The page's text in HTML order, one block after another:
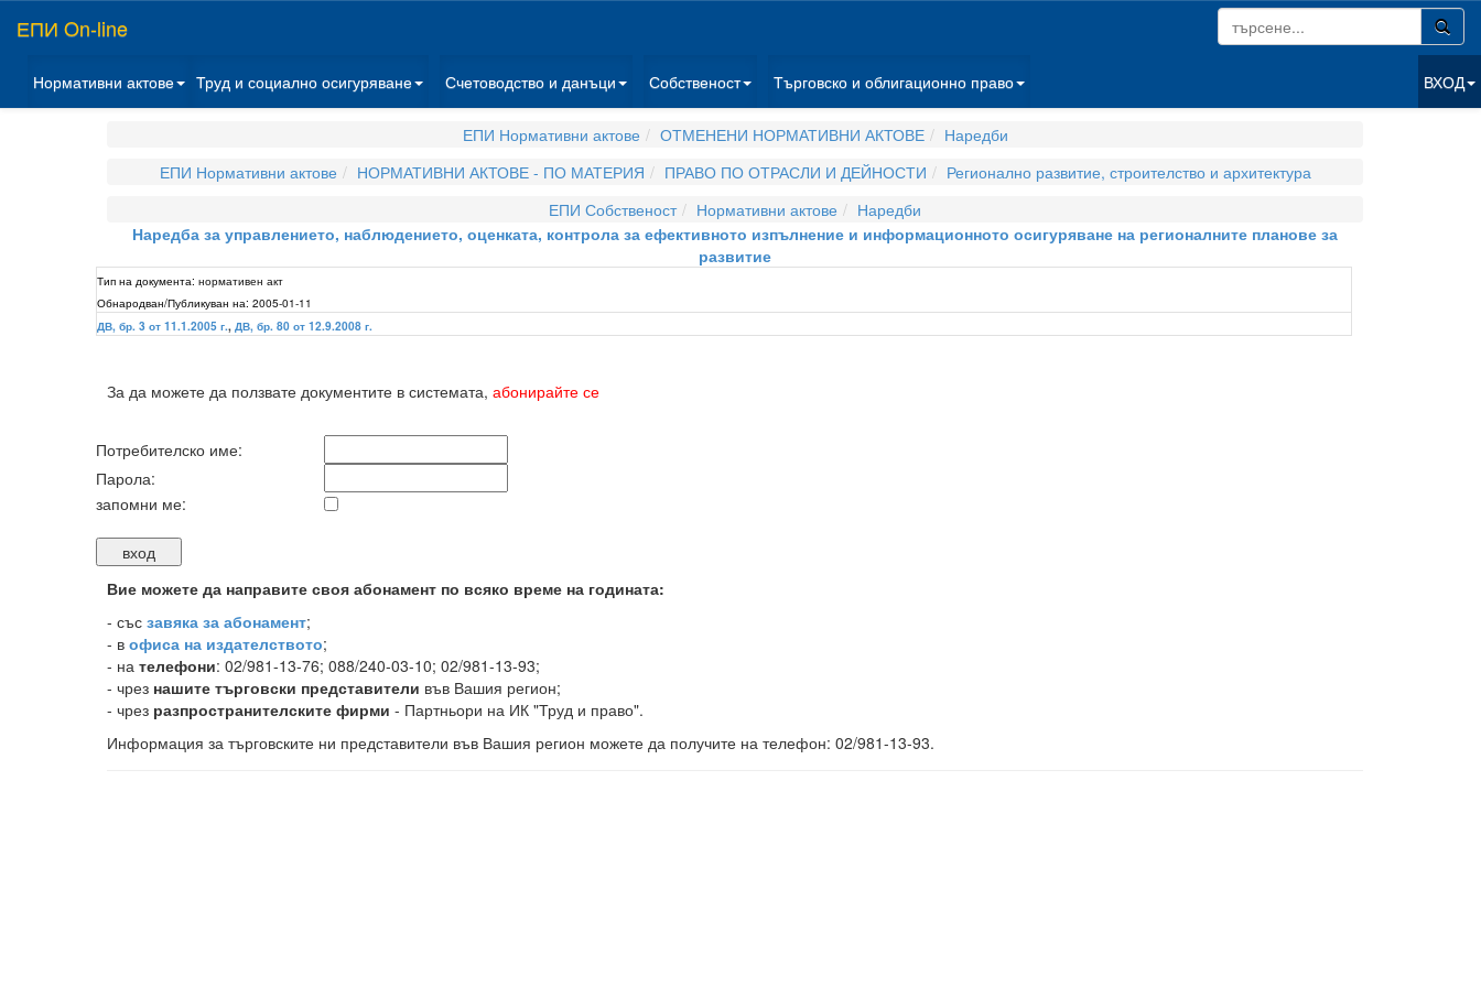
ЕПИ On-line
Нормативни актове Труд и социално осигуряване Счетоводство и данъци Собственост Търговско и облигационно право ВХОД
ЕПИ Нормативни актове ОТМЕНЕНИ НОРМАТИВНИ АКТОВЕ
Наредби
ЕПИ Нормативни актове
НОРМАТИВНИ АКТОВЕ - ПО МАТЕРИЯ ПРАВО ПО ОТРАСЛИ И ДЕЙНОСТИ
Регионално развитие, строителство и архитектура
ЕПИ Собственост
Нормативни актове
Наредби
Наредба за управлението, наблюдението, оценката, контрола за ефективното изпълнение и информационното осигуряване на регионалните планове за
развитие
Тип на документа: нормативен акт
Обнародван/Публикуван на: 2005-01-11
ДВ, бр. 3 от 11.1.2005 г., ДВ, бр. 80 от 12.9.2008 г.
За да можете да ползвате документите в системата, абонирайте се
Потребителско име:
Парола:
запомни ме:
Вие можете да направите своя абонамент по всяко време на годината:
- със завяка за абонамент;
- в офиса на издателството;
- на телефони: 02/981-13-76; 088/240-03-10; 02/981-13-93;
- чрез нашите търговски представители във Вашия регион;
- чрез разпространителските фирми - Партньори на ИК "Труд и право".
Информация за търговските ни представители във Вашия регион можете да получите на телефон: 02/981-13-93.